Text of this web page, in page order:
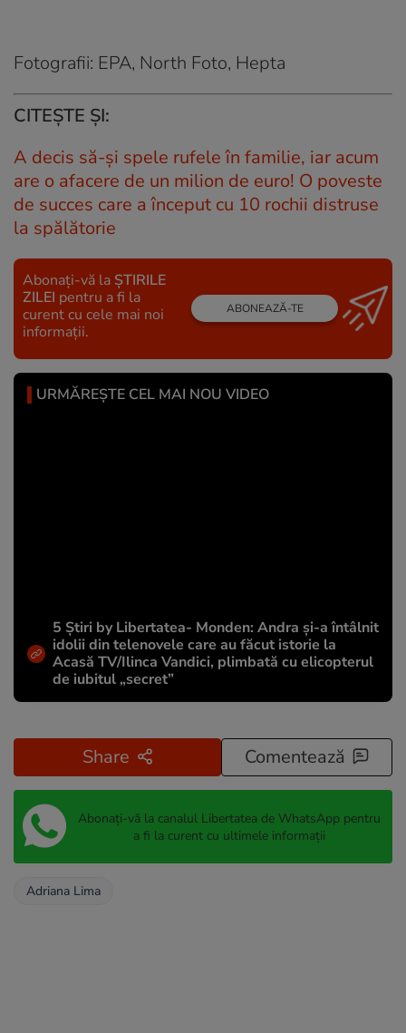
Fotografii: EPA, North Foto, Hepta
CITEȘTE ȘI:
A decis să-şi spele rufele în familie, iar acum
are o afacere de un milion de euro! O poveste
de succes care a început cu 10 rochii distruse
la spălătorie
Abonați-vă la ȘTIRILE
ZILEI pentru a fi la
curent cu cele mai noi
informații.
ABONEAZĂ-TE
URMĂREȘTE CEL MAI NOU VIDEO
5 Știri by Libertatea- Monden: Andra și-a întâlnit
idolii din telenovele care au făcut istorie la
Acasă TV/Ilinca Vandici, plimbată cu elicopterul
de iubitul „secret”
Share Comentează
Abonați-vă la canalul Libertatea de WhatsApp pentru
a fi la curent cu ultimele informații
Adriana Lima